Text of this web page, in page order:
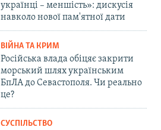
українці – меншість»: дискусія
навколо нової пам'ятної дати
ВІЙНА ТА КРИМ
Російська влада обіцяє закрити
морський шлях українським
БпЛА до Севастополя. Чи реально
це?
СУСПІЛЬСТВО